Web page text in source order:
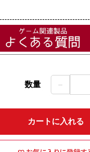
数量 －
カートに入れる